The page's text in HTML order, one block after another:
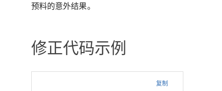
预料的意外结果。
修正代码示例
复制